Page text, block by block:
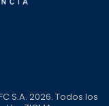
S.A. 2026. Todos los